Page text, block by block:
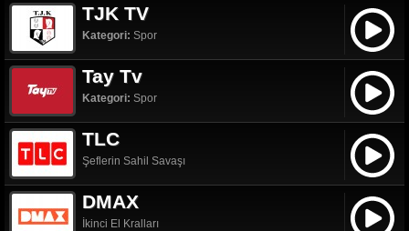
TJK TV
Kategori: Spor
Tay Tv
Kategori: Spor
TLC
Şeflerin Sahil Savaşı
DMAX
İkinci El Kralları